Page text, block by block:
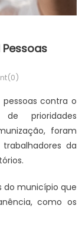
contra o
prioridades
foram
da
do município que
como os